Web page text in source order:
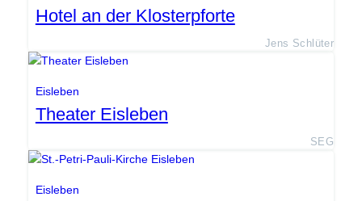
Hotel an der Klosterpforte
Jens Schlüter
Eisleben
Theater Eisleben
SEG
Eisleben